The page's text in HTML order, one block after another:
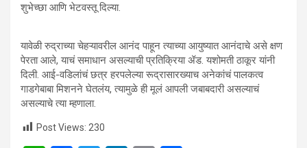
शुभेच्छा आणि भेटवस्तू दिल्या.
यावेळी रुद्राच्या चेहऱ्यावरील आनंद पाहून त्याच्या आयुष्यात आनंदाचे असे क्षण
पेरता आले, याचं समाधान असल्याची प्रतिक्रिया ॲड. यशोमती ठाकूर यांनी
दिली. आई-वडिलांचं छत्र हरपलेल्या रूद्रासारख्याच अनेकांचं पालकत्व
गाडगेबाबा मिशनने घेतलंय, त्यामुळे ही मूलं आपली जबाबदारी असल्याचं
असल्याचे त्या म्हणाला.
Post Views: 230